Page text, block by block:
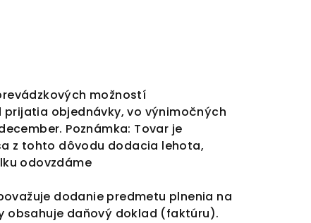
možností
objednávky, vo výnimočných
Poznámka: Tovar je
z tohto dôvodu dodacia lehota,
odovzdáme
dodanie predmetu plnenia na
obsahuje daňový doklad (faktúru).